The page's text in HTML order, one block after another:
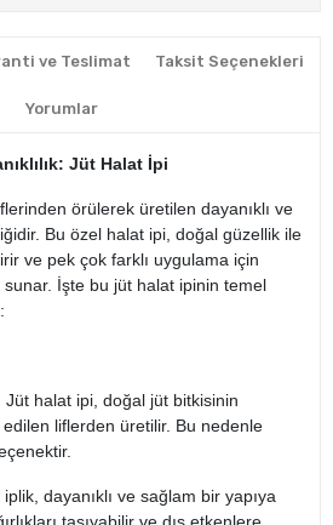
ve Teslimat Taksit Seçenekleri
Yorumlar
Jüt Halat İpi
örülerek üretilen dayanıklı ve
Bu özel halat ipi, doğal güzellik ile
ve pek çok farklı uygulama için
İşte bu jüt halat ipinin temel
Jüt halat ipi, doğal jüt bitkisinin
liflerden üretilir. Bu nedenle
iplik, dayanıklı ve sağlam bir yapıya